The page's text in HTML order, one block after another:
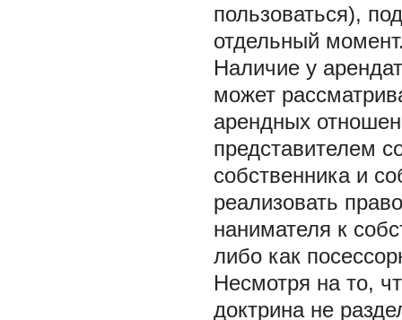
пользоваться),
отдельный
Наличие у
может
арендных
представителем
собственника и
реализовать
нанимателя к
либо как
Несмотря на то,
доктрина не